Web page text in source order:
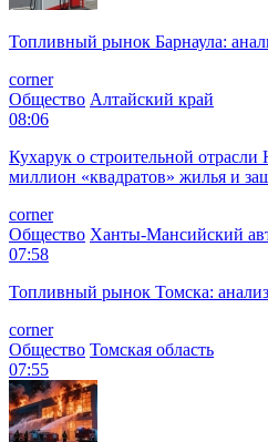
Топливный рынок Барнаула:
corner
Общество Алтайский край
08:06
Кухарук о строительной
миллион «квадратов» жилья и
corner
Общество Ханты-Мансийский
07:58
Топливный рынок Томска: анализ
corner
Общество Томская область
07:55